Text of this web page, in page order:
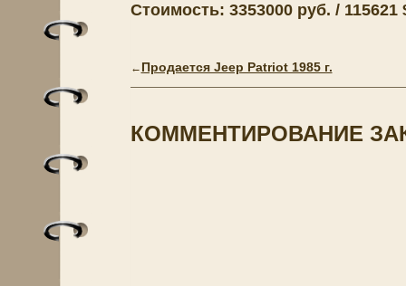
Стоимость: 3353000 руб. / 115621
← Продается Jeep Patriot 1985 г.
КОММЕНТИРОВАНИЕ